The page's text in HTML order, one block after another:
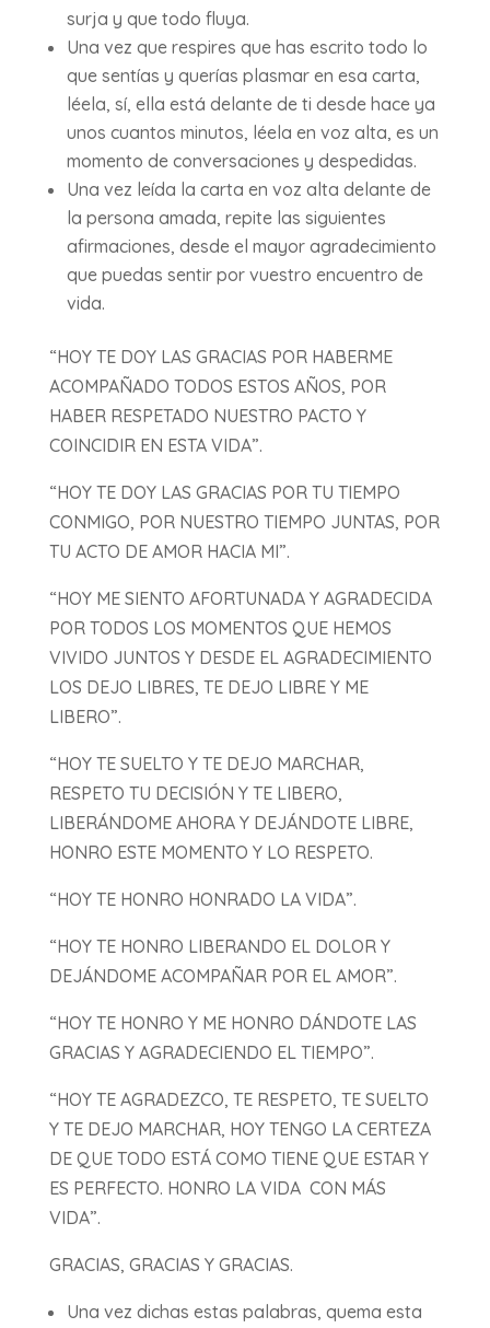
surja y que todo fluya.
Una vez que respires que has escrito todo lo
que sentías y querías plasmar en esa carta,
léela, sí, ella está delante de ti desde hace ya
unos cuantos minutos, léela en voz alta, es un
momento de conversaciones y despedidas.
Una vez leída la carta en voz alta delante de
la persona amada, repite las siguientes
afirmaciones, desde el mayor agradecimiento
que puedas sentir por vuestro encuentro de
vida.
“HOY TE DOY LAS GRACIAS POR HABERME
ACOMPAÑADO TODOS ESTOS AÑOS, POR
HABER RESPETADO NUESTRO PACTO Y
COINCIDIR EN ESTA VIDA”.
“HOY TE DOY LAS GRACIAS POR TU TIEMPO
CONMIGO, POR NUESTRO TIEMPO JUNTAS, POR
TU ACTO DE AMOR HACIA MI”.
“HOY ME SIENTO AFORTUNADA Y AGRADECIDA
POR TODOS LOS MOMENTOS QUE HEMOS
VIVIDO JUNTOS Y DESDE EL AGRADECIMIENTO
LOS DEJO LIBRES, TE DEJO LIBRE Y ME
LIBERO”.
“HOY TE SUELTO Y TE DEJO MARCHAR,
RESPETO TU DECISIÓN Y TE LIBERO,
LIBERÁNDOME AHORA Y DEJÁNDOTE LIBRE,
HONRO ESTE MOMENTO Y LO RESPETO.
“HOY TE HONRO HONRADO LA VIDA”.
“HOY TE HONRO LIBERANDO EL DOLOR Y
DEJÁNDOME ACOMPAÑAR POR EL AMOR”.
“HOY TE HONRO Y ME HONRO DÁNDOTE LAS
GRACIAS Y AGRADECIENDO EL TIEMPO”.
“HOY TE AGRADEZCO, TE RESPETO, TE SUELTO
Y TE DEJO MARCHAR, HOY TENGO LA CERTEZA
DE QUE TODO ESTÁ COMO TIENE QUE ESTAR Y
ES PERFECTO. HONRO LA VIDA CON MÁS
VIDA”.
GRACIAS, GRACIAS Y GRACIAS.
Una vez dichas estas palabras, quema esta